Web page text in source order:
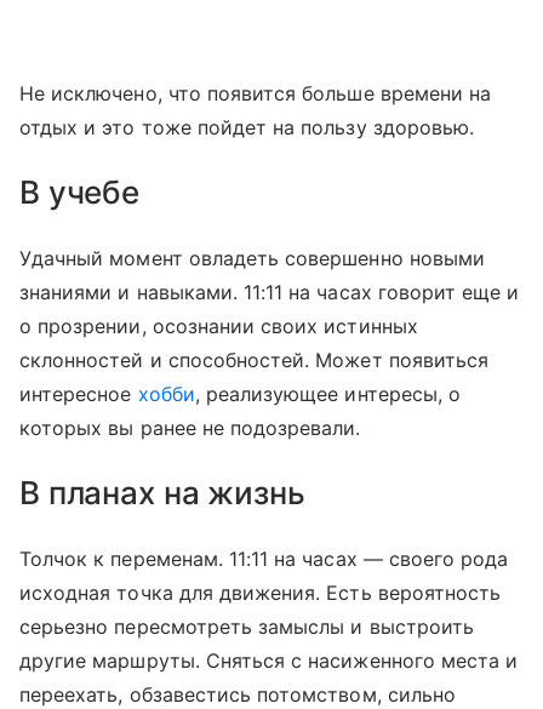
Не исключено, что появится больше времени на
отдых и это тоже пойдет на пользу здоровью.
В учебе
Удачный момент овладеть совершенно новыми
знаниями и навыками. 11:11 на часах говорит еще и
о прозрении, осознании своих истинных
склонностей и способностей. Может появиться
интересное хобби, реализующее интересы, о
которых вы ранее не подозревали.
В планах на жизнь
Толчок к переменам. 11:11 на часах — своего рода
исходная точка для движения. Есть вероятность
серьезно пересмотреть замыслы и выстроить
другие маршруты. Сняться с насиженного места и
переехать, обзавестись потомством, сильно